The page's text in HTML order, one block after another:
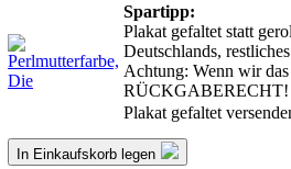
Spartipp:
Plakat gefaltet statt
Deutschlands,
Achtung: Wenn wir
RÜCKGABERECHT!
Plakat gefaltet
In Einkaufskorb legen